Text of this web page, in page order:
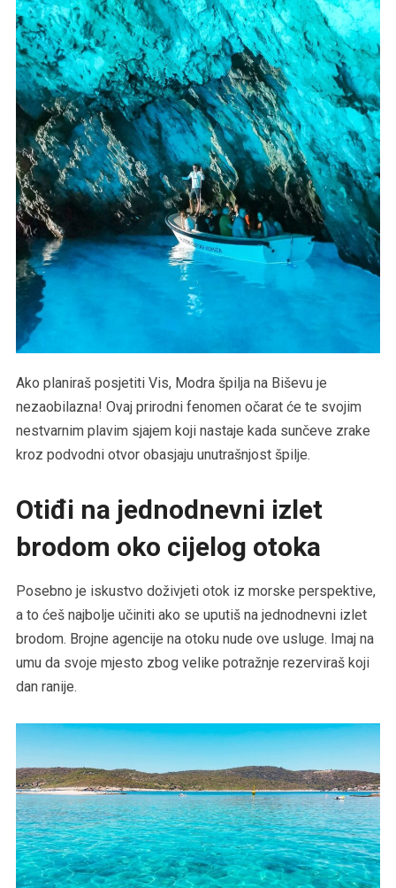
Ako planiraš posjetiti Vis, Modra špilja na Biševu je
nezaobilazna! Ovaj prirodni fenomen očarat će te svojim
nestvarnim plavim sjajem koji nastaje kada sunčeve zrake
kroz podvodni otvor obasjaju unutrašnjost špilje.
Otiđi na jednodnevni izlet
brodom oko cijelog otoka
Posebno je iskustvo doživjeti otok iz morske perspektive,
a to ćeš najbolje učiniti ako se uputiš na jednodnevni izlet
brodom. Brojne agencije na otoku nude ove usluge. Imaj na
umu da svoje mjesto zbog velike potražnje rezerviraš koji
dan ranije.